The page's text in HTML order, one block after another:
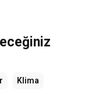
Klima